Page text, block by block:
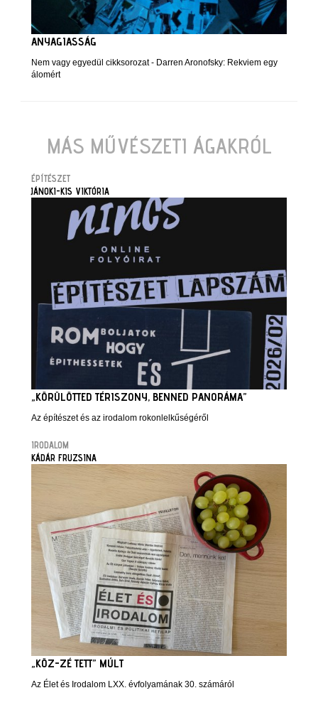
ANYAGIASSÁG
Nem vagy egyedül cikksorozat - Darren Aronofsky: Rekviem egy
álomért
MÁS MŰVÉSZETI ÁGAKRÓL
ÉPÍTÉSZET
JÁNOKI-KIS VIKTÓRIA
„KÖRÜLÖTTED TÉRISZONY, BENNED PANORÁMA”
Az építészet és az irodalom rokonlelkűségéről
IRODALOM
KÁDÁR FRUZSINA
„KÖZ-ZÉ TETT” MÚLT
Az Élet és Irodalom LXX. évfolyamának 30. számáról